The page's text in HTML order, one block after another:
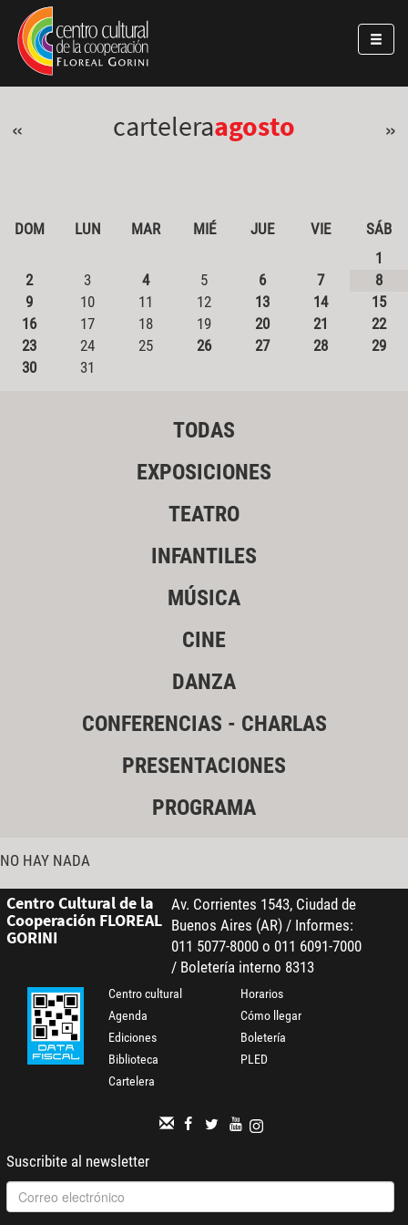
Pasar al contenido principal
Jump to main content
« carteleraagosto »
DOM LUN MAR MIÉ JUE VIE
SÁB
1
2
3 4 5 6 7
8
9
10 11 12 13 14
15
16
17 18 19 20 21
22
23
24 25 26 27 28
29
30
31
TODAS
EXPOSICIONES
TEATRO
INFANTILES
MÚSICA
CINE
DANZA
CONFERENCIAS - CHARLAS
PRESENTACIONES
PROGRAMA
NO HAY NADA
Centro Cultural de la
Cooperación FLOREAL
GORINI
Av. Corrientes 1543, Ciudad de
Buenos Aires (AR) / Informes:
011 5077-8000 o 011 6091-7000
/ Boletería interno 8313
Centro cultural
Agenda
Ediciones
Biblioteca
Cartelera
Horarios
Cómo llegar
Boletería
PLED
Suscribite al newsletter